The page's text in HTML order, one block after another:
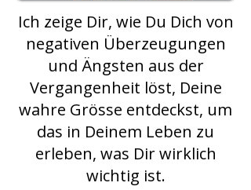
Ich zeige Dir, wie Du Dich von
negativen Überzeugungen
und Ängsten aus der
Vergangenheit löst, Deine
wahre Grösse entdeckst, um
das in Deinem Leben zu
erleben, was Dir wirklich
wichtig ist.